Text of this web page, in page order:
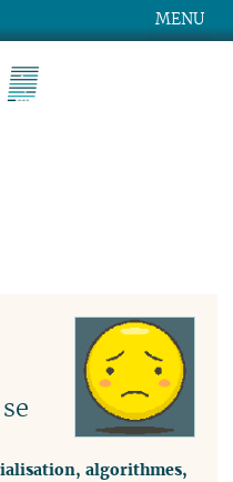
MENU
algorithmes,